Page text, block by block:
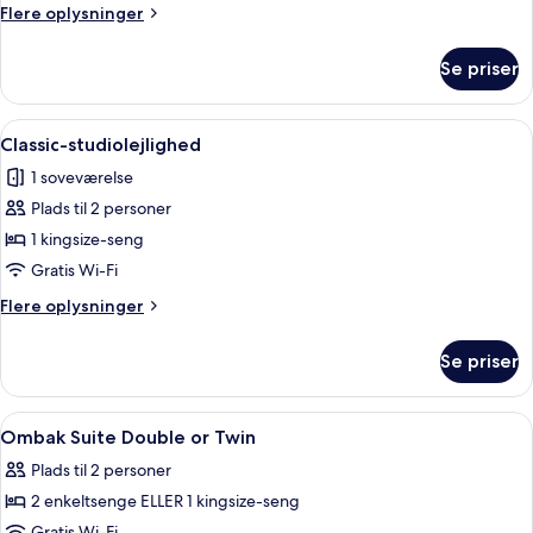
Flere oplysninger
Flere
værelse
(Ombak
Suite)
Se priser
Indlæs
alle
billeder
af
Classic-
studiolejlighed
Et hotelværelse med en seng, et
5
Classic-studiolejlighed
1 soveværelse
Plads til 2 personer
1 kingsize-seng
Gratis Wi-Fi
Flere oplysninger
Flere
studiolejlighed
Se priser
Indlæs
alle
billeder
af
Pengeskab på værelset, skrivebord,
8
Ombak Suite Double or Twin
Plads til 2 personer
2 enkeltsenge ELLER 1 kingsize-seng